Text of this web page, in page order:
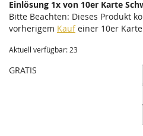
Einlösung 1x von 10er Karte
Bitte Beachten: Dieses Produkt
vorherigem Kaufeiner 10er
Aktuell verfügbar: 23
GRATIS